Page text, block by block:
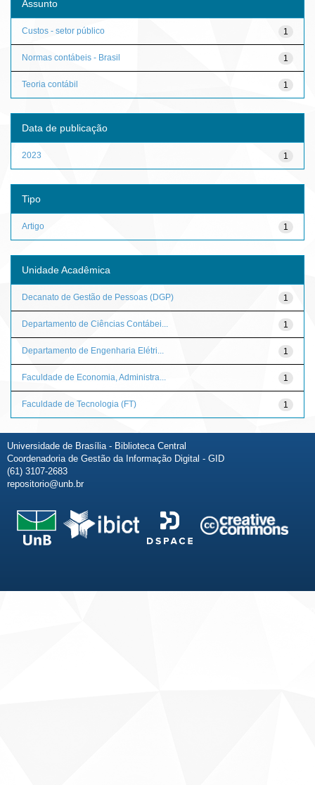
Assunto
1
Custos - setor público
1
Normas contábeis - Brasil
1
Teoria contábil
Data de publicação
1
2023
Tipo
1
Artigo
Unidade Acadêmica
1
Decanato de Gestão de Pessoas (DGP)
1
Departamento de Ciências Contábei...
1
Departamento de Engenharia Elétri...
1
Faculdade de Economia, Administra...
1
Faculdade de Tecnologia (FT)
Universidade de Brasília - Biblioteca Central
Coordenadoria de Gestão da Informação Digital - GID
(61) 3107-2683
repositorio@unb.br